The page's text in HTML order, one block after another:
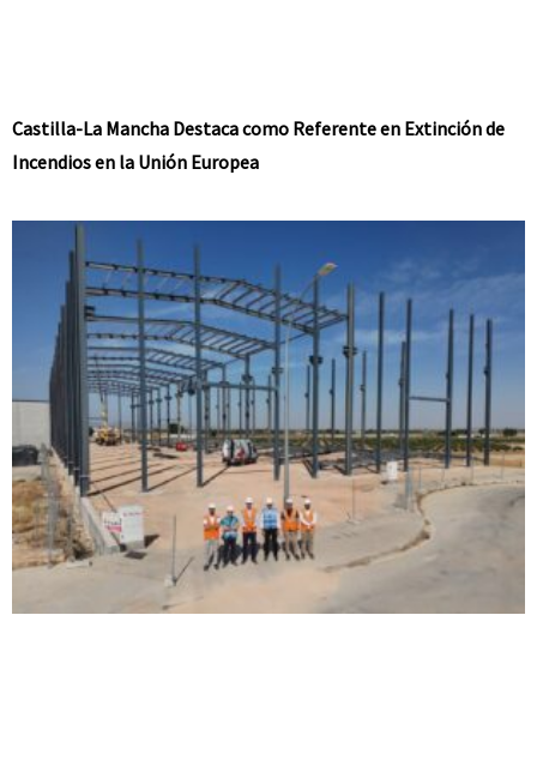
Castilla-La Mancha Destaca como Referente en Extinción de
Incendios en la Unión Europea